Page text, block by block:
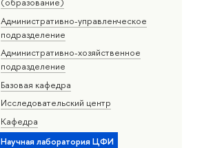
Административно-управленческое
подразделение
Административно-хозяйственное
подразделение
Базовая кафедра
Исследовательский центр
Кафедра
Научная лаборатория ЦФИ